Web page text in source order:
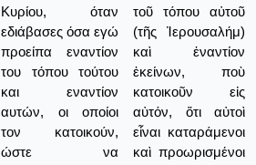
Κυρίου, όταν
εδιάβασες όσα εγώ
προείπα εναντίον
του τόπου τούτου
και εναντίον
αυτών, οι οποίοι
τον κατοικούν,
ώστε να
τοῦ τόπου αὐτοῦ
(τῆς Ἱερουσαλήμ)
καὶ ἐναντίον
ἐκείνων, ποὺ
κατοικοῦν εἰς
αὐτόν, ὅτι αὐτοὶ
εἶναι καταράμενοι
καὶ προωρισμένοι